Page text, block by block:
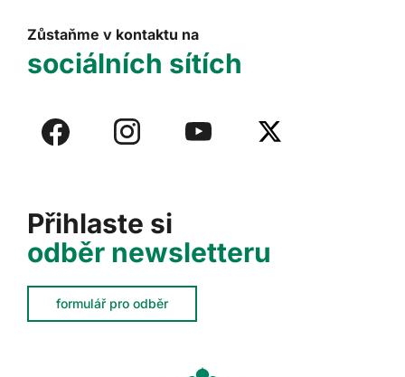
Přihlaste si
odběr newsletteru
formulář pro odběr
Zůstaňme v kontaktu na
sociálních sítích